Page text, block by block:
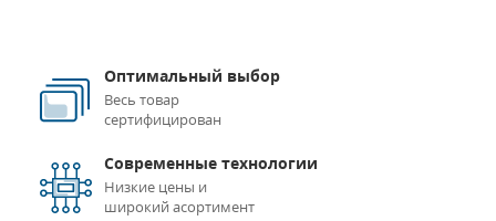
Оптимальный выбор
Весь товар
сертифицирован
Современные технологии
Низкие цены и
широкий асортимент